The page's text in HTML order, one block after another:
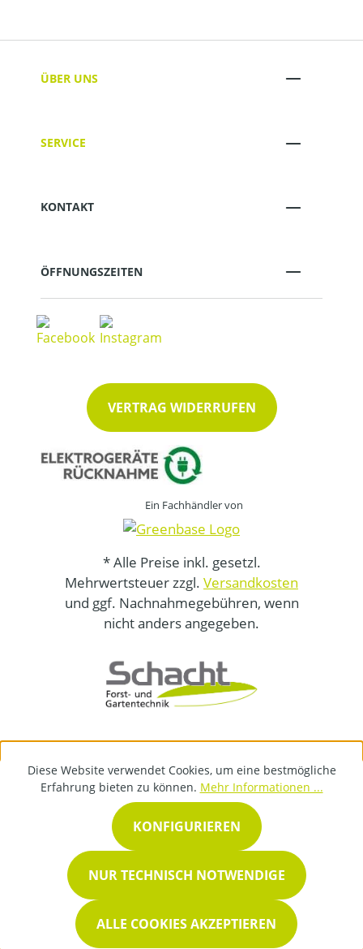
ÜBER UNS
SERVICE
KONTAKT
ÖFFNUNGSZEITEN
VERTRAG WIDERRUFEN
Ein Fachhändler von
* Alle Preise inkl. gesetzl.
Mehrwertsteuer zzgl. Versandkosten
und ggf. Nachnahmegebühren, wenn
nicht anders angegeben.
Diese Website verwendet Cookies, um eine bestmögliche
Erfahrung bieten zu können. Mehr Informationen ...
NUR TECHNISCH NOTWENDIGE
KONFIGURIEREN
ALLE COOKIES AKZEPTIEREN